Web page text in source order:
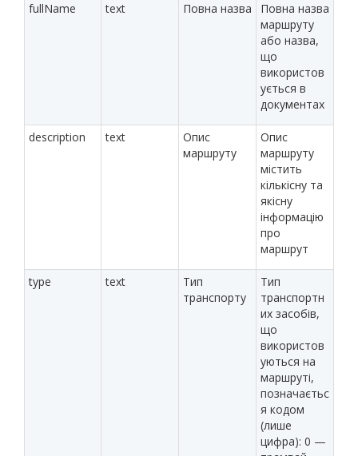
fullName text Повна назва
Повна назва
маршруту
або назва,
що
використов
ується в
документах
description text
Опис
маршруту
Опис
маршруту
містить
кількісну та
якісну
інформацію
про
маршрут
type text
Тип
транспорту
Тип
транспортн
их засобів,
що
використов
уються на
маршруті,
позначаєтьс
я кодом
(лише
цифра): 0 —